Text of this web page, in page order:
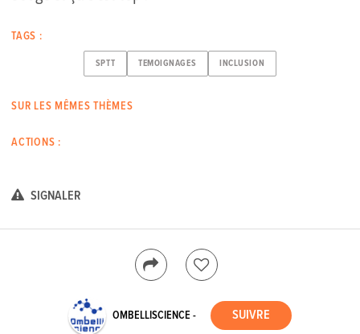
TAGS :
SPTT TEMOIGNAGES INCLUSION
SUR LES MÊMES THÈMES
ACTIONS :
SIGNALER
OMBELLISCIENCE -